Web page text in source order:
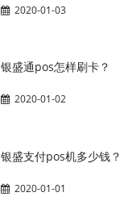
2020-01-03
银盛通pos怎样刷卡？
2020-01-02
银盛支付pos机多少钱？
2020-01-01